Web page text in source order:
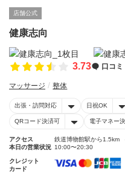
店舗公式
健康志向
3.73 口コミ
マッサージ 整体
出張・訪問対応 日祝OK
QRコード決済可 電子マネー
アクセス
鉄道博物館駅から1.5km
本日の営業状況 10:00〜20:30
クレジット
カード